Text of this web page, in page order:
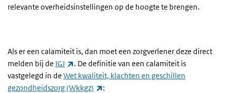
relevante overheidsinstellingen op de hoogte te brengen.
Als er een calamiteit is, dan moet een zorgverlener deze direct
melden bij de IGJ (externe link)
. De definitie van een calamiteit is
vastgelegd in de Wet kwaliteit, klachten en geschillen
gezondheidszorg (Wkkgz)
(externe link)
: